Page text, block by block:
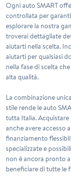
Ogni auto SMART
controllata per
esplorare la nostra
troverai dettagliate
aiutarti nella scelta.
aiutarti per qualsiasi
nella fase di scelta
alta qualità.
La combinazione
stile rende le auto
tutta Italia. Acquistare
anche avere accesso
finanziamento
specializzate e
non è ancora pronto
beneficiare di tutte le